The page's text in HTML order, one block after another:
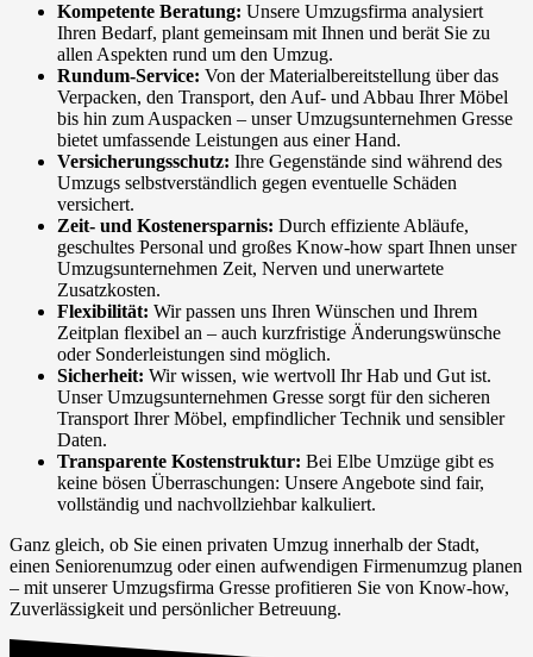
Kompetente Beratung: Unsere Umzugsfirma analysiert
Ihren Bedarf, plant gemeinsam mit Ihnen und berät Sie zu
allen Aspekten rund um den Umzug.
Rundum-Service: Von der Materialbereitstellung über das
Verpacken, den Transport, den Auf- und Abbau Ihrer Möbel
bis hin zum Auspacken – unser Umzugsunternehmen Gresse
bietet umfassende Leistungen aus einer Hand.
Versicherungsschutz: Ihre Gegenstände sind während des
Umzugs selbstverständlich gegen eventuelle Schäden
versichert.
Zeit- und Kostenersparnis: Durch effiziente Abläufe,
geschultes Personal und großes Know-how spart Ihnen unser
Umzugsunternehmen Zeit, Nerven und unerwartete
Zusatzkosten.
Flexibilität: Wir passen uns Ihren Wünschen und Ihrem
Zeitplan flexibel an – auch kurzfristige Änderungswünsche
oder Sonderleistungen sind möglich.
Sicherheit: Wir wissen, wie wertvoll Ihr Hab und Gut ist.
Unser Umzugsunternehmen Gresse sorgt für den sicheren
Transport Ihrer Möbel, empfindlicher Technik und sensibler
Daten.
Transparente Kostenstruktur: Bei Elbe Umzüge gibt es
keine bösen Überraschungen: Unsere Angebote sind fair,
vollständig und nachvollziehbar kalkuliert.
Ganz gleich, ob Sie einen privaten Umzug innerhalb der Stadt,
einen Seniorenumzug oder einen aufwendigen Firmenumzug planen
– mit unserer Umzugsfirma Gresse profitieren Sie von Know-how,
Zuverlässigkeit und persönlicher Betreuung.